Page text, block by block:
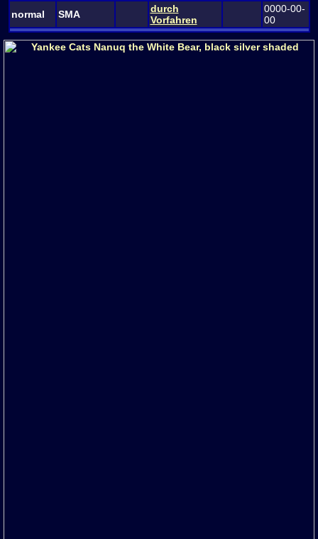
normal SMA
durch
Vorfahren
0000-00-
00